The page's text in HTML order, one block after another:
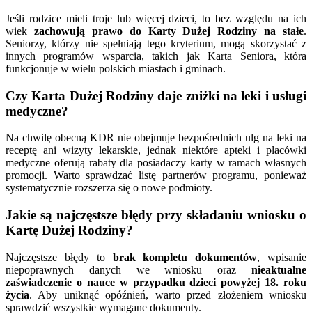
Jeśli rodzice mieli troje lub więcej dzieci, to bez względu na ich
wiek zachowują prawo do Karty Dużej Rodziny na stałe.
Seniorzy, którzy nie spełniają tego kryterium, mogą skorzystać z
innych programów wsparcia, takich jak Karta Seniora, która
funkcjonuje w wielu polskich miastach i gminach.
Czy Karta Dużej Rodziny daje zniżki na leki i usługi
medyczne?
Na chwilę obecną KDR nie obejmuje bezpośrednich ulg na leki na
receptę ani wizyty lekarskie, jednak niektóre apteki i placówki
medyczne oferują rabaty dla posiadaczy karty w ramach własnych
promocji. Warto sprawdzać listę partnerów programu, ponieważ
systematycznie rozszerza się o nowe podmioty.
Jakie są najczęstsze błędy przy składaniu wniosku o
Kartę Dużej Rodziny?
Najczęstsze błędy to brak kompletu dokumentów, wpisanie
niepoprawnych danych we wniosku oraz nieaktualne
zaświadczenie o nauce w przypadku dzieci powyżej 18. roku
życia. Aby uniknąć opóźnień, warto przed złożeniem wniosku
sprawdzić wszystkie wymagane dokumenty.